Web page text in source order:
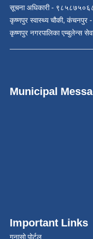
सूचना अधिकारी -
कृष्णपुर स्वास्थ्य चौकी,
कृष्णपुर नगरपालिका एम्बुलेन्स
Municipal
Important Links
गुनासो पोर्टल